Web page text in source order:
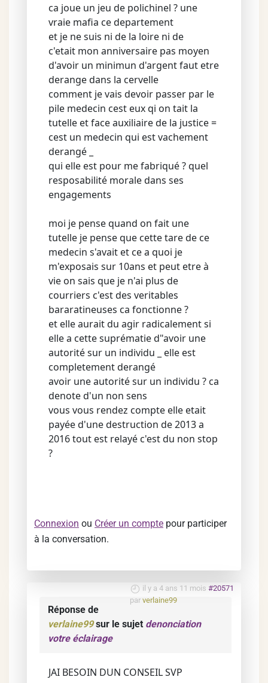
ca joue un jeu de polichinel ? une
vraie mafia ce departement
et je ne suis ni de la loire ni de
c'etait mon anniversaire pas moyen
d'avoir un minimun d'argent faut etre
derange dans la cervelle
comment je vais devoir passer par le
pile medecin cest eux qi on tait la
tutelle et face auxiliaire de la justice =
cest un medecin qui est vachement
derangé _
qui elle est pour me fabriqué ? quel
resposabilité morale dans ses
engagements
moi je pense quand on fait une
tutelle je pense que cette tare de ce
medecin s'avait et ce a quoi je
m'exposais sur 10ans et peut etre à
vie on sais que je n'ai plus de
courriers c'est des veritables
bararatineuses ca fonctionne ?
et elle aurait du agir radicalement si
elle a cette suprématie d"avoir une
autorité sur un individu _ elle est
completement derangé
avoir une autorité sur un individu ? ca
denote d'un non sens
vous vous rendez compte elle etait
payée d'une destruction de 2013 a
2016 tout est relayé c'est du non stop
?
Connexion ou Créer un compte pour participer
à la conversation.
il y a 4 ans 11 mois #20571
par verlaine99
Réponse de
verlaine99sur le sujet denonciation
votre éclairage
JAI BESOIN DUN CONSEIL SVP